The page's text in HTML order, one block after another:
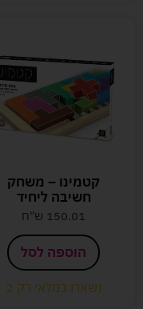
קטמינו – משחק
חשיבה ליחיד
150.01 ש"ח
הוספה לסל
נשארו במלאי רק 2